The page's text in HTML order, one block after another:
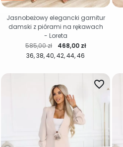
36 38 40 42 44 46
Cena regularna
585,00 zł Cena
468,00 zł
Jasnobeżowy elegancki garnitur
damski z piórami na rękawach
- Loreta
favorite_border